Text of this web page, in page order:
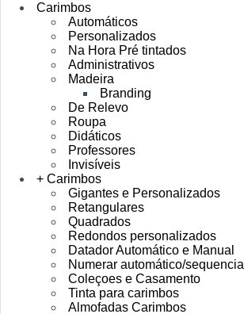
Carimbos
Automáticos
Personalizados
Na Hora Pré tintados
Administrativos
Madeira
Branding
De Relevo
Roupa
Didáticos
Professores
Invisíveis
+ Carimbos
Gigantes e Personalizados
Retangulares
Quadrados
Redondos personalizados
Datador Automático e Manual
Numerar automático/sequencial
Coleçoes e Casamento
Tinta para carimbos
Almofadas Carimbos